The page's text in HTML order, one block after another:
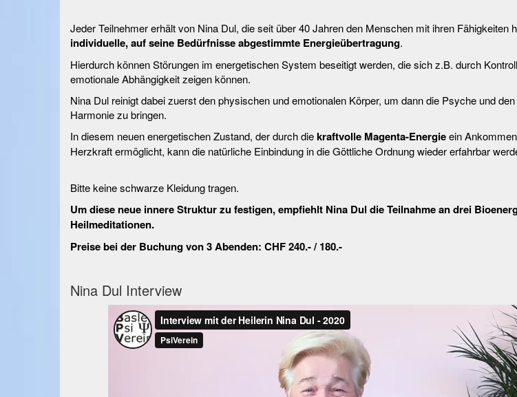
Jeder Teilnehmer erhält von Nina Dul, die seit über 40 Jahren den Menschen mit ihren Fähigkeiten
individuelle, auf seine Bedürfnisse abgestimmte Energieübertragung.
Hierdurch können Störungen im energetischen System beseitigt werden, die sich z.B. durch
emotionale Abhängigkeit zeigen können.
Nina Dul reinigt dabei zuerst den physischen und emotionalen Körper, um dann die Psyche und
Harmonie zu bringen.
In diesem neuen energetischen Zustand, der durch diekraftvolle Magenta-Energieein
Herzkraft ermöglicht, kann die natürliche Einbindung in die Göttliche Ordnung wieder erfahrbar
Bitte keine schwarze Kleidung tragen.
Um diese neue innere Struktur zu festigen, empfiehlt Nina Dul die Teilnahme an drei
Heilmeditationen.
Preise bei der Buchung von 3 Abenden: CHF 240.- / 180.-
Nina Dul Interview